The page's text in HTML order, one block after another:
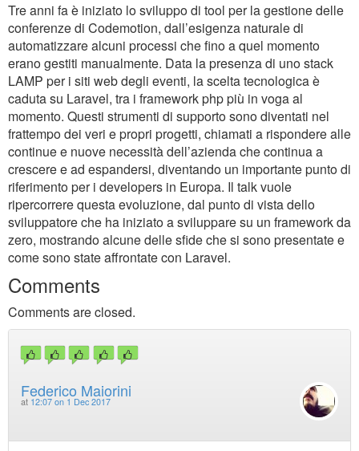
Tre anni fa è iniziato lo sviluppo di tool per la gestione delle
conferenze di Codemotion, dall’esigenza naturale di
automatizzare alcuni processi che fino a quel momento
erano gestiti manualmente. Data la presenza di uno stack
LAMP per i siti web degli eventi, la scelta tecnologica è
caduta su Laravel, tra i framework php più in voga al
momento. Questi strumenti di supporto sono diventati nel
frattempo dei veri e propri progetti, chiamati a rispondere alle
continue e nuove necessità dell’azienda che continua a
crescere e ad espandersi, diventando un importante punto di
riferimento per i developers in Europa. Il talk vuole
ripercorrere questa evoluzione, dal punto di vista dello
sviluppatore che ha iniziato a sviluppare su un framework da
zero, mostrando alcune delle sfide che si sono presentate e
come sono state affrontate con Laravel.
Comments
Comments are closed.
Federico Maiorini
at 12:07 on 1 Dec 2017